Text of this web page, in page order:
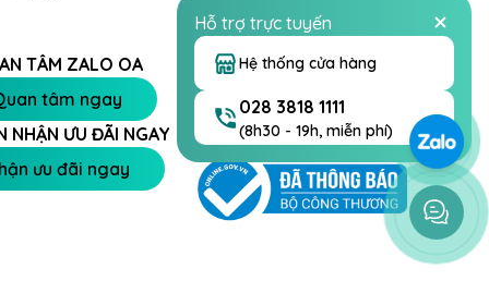
TÂM ZALO OA
tâm ngay
NHẬN ƯU ĐÃI NGAY
ưu đãi ngay
288
Follower
26.432
Follower
Hỗ trợ trực tuyến
Hệ thống cửa hàng
028 3818 1111
(8h30 - 19h, miễn phí)